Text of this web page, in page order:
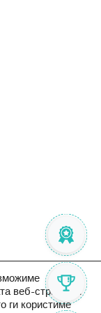
веб-страница.
ги користиме